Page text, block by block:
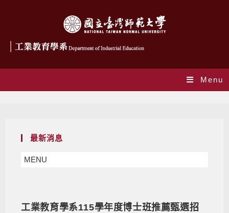
Menu
最新消息
MENU
工業教育學系115學年度博士班推薦甄選招